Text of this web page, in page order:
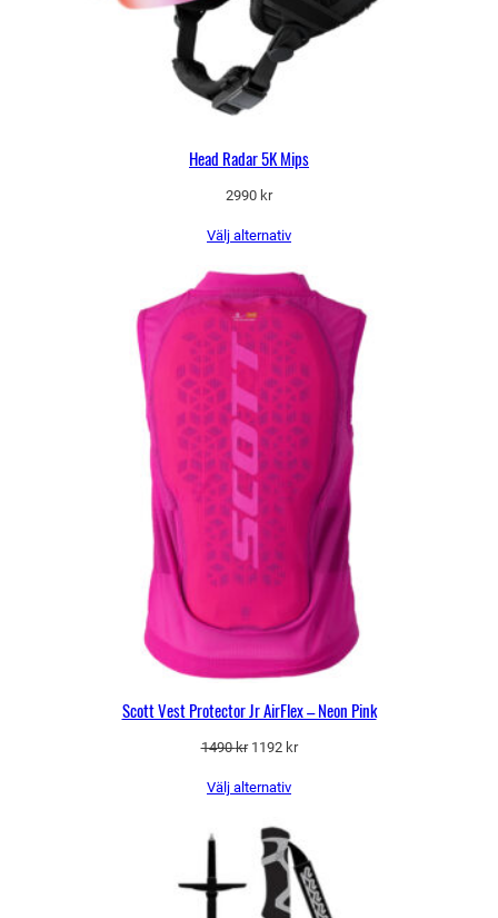
Head Radar 5K Mips
2990 kr
Välj alternativ
Scott Vest Protector Jr AirFlex – Neon Pink
1490kr Det
priset
1490 kr.
1192 krDet
Välj alternativ